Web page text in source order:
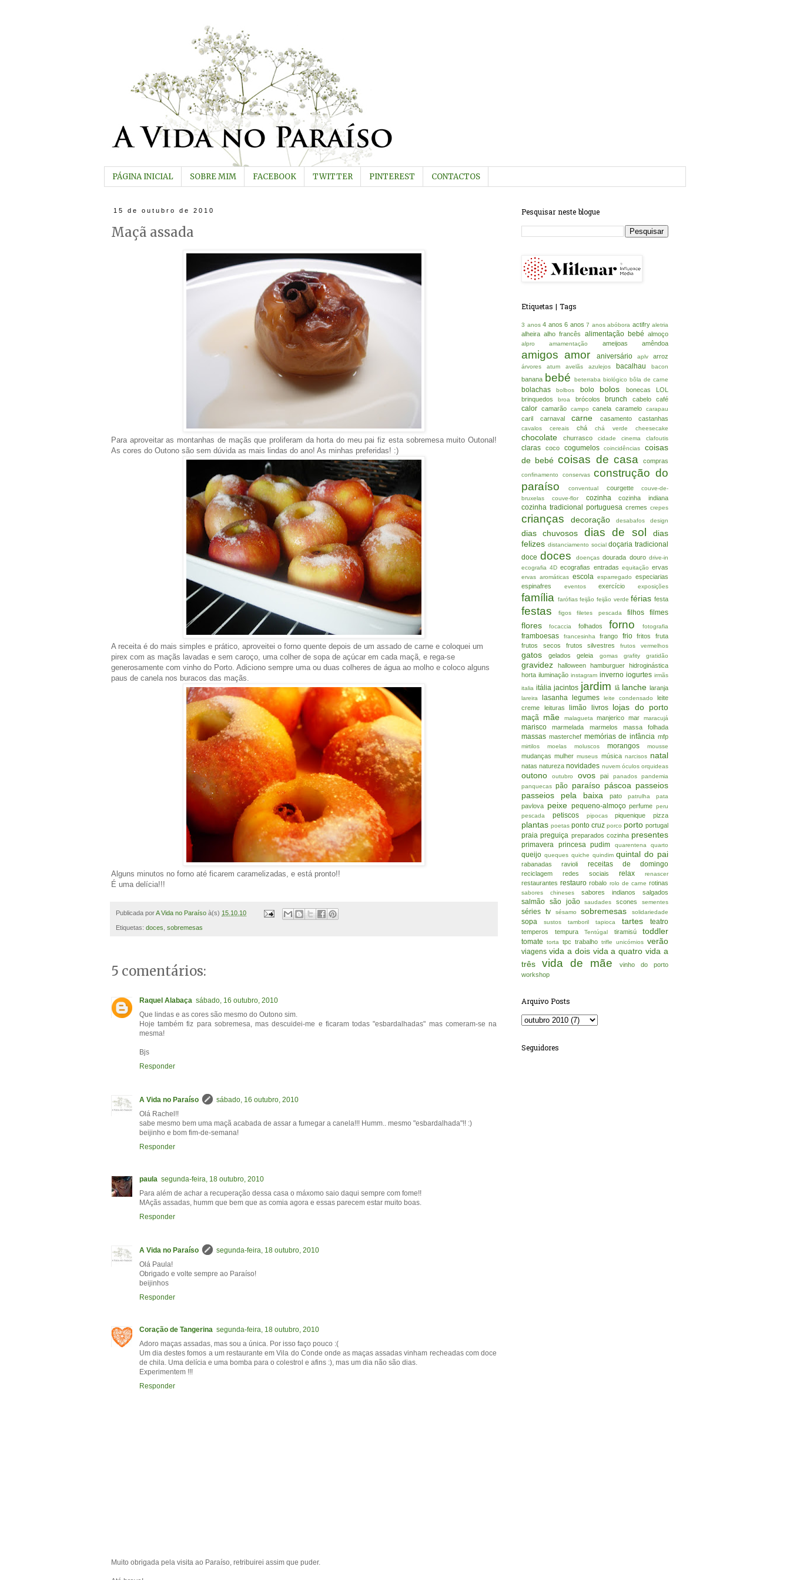
PÁGINA INICIAL SOBRE MIM FACEBOOK TWITTER PINTEREST CONTACTOS
15 de outubro de 2010
Maçã assada
Para aproveitar as montanhas de maçãs que proliferam da horta do meu pai fiz esta sobremesa muito Outonal!
As cores do Outono são sem dúvida as mais lindas do ano! As minhas preferidas! :)
A receita é do mais simples e prático, aproveitei o forno quente depois de um assado de carne e coloquei um
pirex com as maçãs lavadas e sem caroço, uma colher de sopa de açúcar em cada maçã, e rega-se
generosamente com vinho do Porto. Adiciono sempre uma ou duas colheres de água ao molho e coloco alguns
paus de canela nos buracos das maçãs.
Alguns minutos no forno até ficarem caramelizadas, e está pronto!!
É uma delícia!!!
Publicada porA Vida no Paraíso à(s) 15.10.10
Etiquetas: doces sobremesas
5 comentários:
Raquel Alabaça sábado, 16 outubro, 2010
Que lindas e as cores são mesmo do Outono sim.
Hoje também fiz para sobremesa, mas descuidei-me e ficaram todas "esbardalhadas" mas comeram-se na
mesma!
Bjs
Responder
A Vida no Paraíso
sábado, 16 outubro, 2010
Olá Rachel!!
sabe mesmo bem uma maçã acabada de assar a fumegar a canela!!! Humm.. mesmo "esbardalhada"!! :)
beijinho e bom fim-de-semana!
Responder
paula segunda-feira, 18 outubro, 2010
Para além de achar a recuperação dessa casa o máxomo saio daqui sempre com fome!!
MAçãs assadas, humm que bem que as comia agora e essas parecem estar muito boas.
Responder
A Vida no Paraíso
segunda-feira, 18 outubro, 2010
Olá Paula!
Obrigado e volte sempre ao Paraíso!
beijinhos
Responder
Coração de Tangerina segunda-feira, 18 outubro, 2010
Adoro maças assadas, mas sou a única. Por isso faço pouco :(
Um dia destes fomos a um restaurante em Vila do Conde onde as maças assadas vinham recheadas com doce
de chila. Uma delícia e uma bomba para o colestrol e afins :), mas um dia não são dias.
Experimentem !!!
Responder
Muito obrigada pela visita ao Paraíso, retribuirei assim que puder.
Pesquisar neste blogue
Etiquetas | Tags
3 anos 4 anos 6 anos 7 anos abóbora actifry aletria
alheira alho francês alimentação bebé almoço
alpro amamentação ameijoas amêndoa
amigos amor aniversário aplv arroz
árvores atum avelãs azulejos bacalhau bacon
banana bebé beterraba biológico bôla de carne
bolachas bolbos bolo bolos
bonecas LOL
brinquedos
broa brócolos brunch cabelo café
calor camarão campo canela caramelo carapau
caril carnaval carne casamento castanhas
cavalos cereais chá chá verde cheesecake
chocolate churrasco cidade cinema clafoutis
claras coco cogumelos coincidências
coisas
de bebé coisas de casa compras
confinamento conservas
construção do
paraíso
conventual courgette
couve-de-
bruxelas
couve-flor cozinha cozinha indiana
cozinha tradicional portuguesa cremes crepes
crianças decoração desabafos design
dias chuvosos dias de sol
dias
felizes distanciamento social doçaria tradicional
doce doces doenças dourada douro drive-in
ecografia 4D ecografias entradas equitação ervas
ervas aromáticas escola esparregado
especiarias
espinafres
eventos exercício exposições
família farófias feijão feijão verde férias festa
festas figos filetes pescada filhos filmes
flores focaccia folhados forno fotografia
framboesas francesinha frango frio fritos
fruta
frutos secos
frutos silvestres frutos vermelhos
gatos gelados geleia gomas grafity gratidão
gravidez halloween hamburguer hidroginástica
horta iluminação instagram inverno iogurtes irmãs
italia itália jacintos jardim lã lanche laranja
lareira lasanha legumes leite condensado
leite
creme
leituras limão livros lojas do porto
maçã mãe malagueta manjerico mar maracujá
marisco marmelada marmelos massa folhada
massas masterchef memórias de infância mfp
mirtilos moelas moluscos morangos mousse
mudanças mulher museus música narcisos natal
natas natureza novidades nuvem óculos orquideas
outono outubro ovos pai panados
pandemia
panquecas pão paraíso páscoa passeios
passeios pela baixa
pato patrulha pata
pavlova peixe pequeno-almoço perfume peru
pescada
petiscos pipocas piquenique pizza
plantas poetas ponto cruz porco porto portugal
praia preguiça preparados cozinha presentes
primavera princesa pudim quarentena quarto
queijo queques quiche quindim quintal do pai
rabanadas ravioli receitas de domingo
reciclagem redes sociais relax renascer
restaurantes restauro robalo rolo de carne rotinas
sabores chineses sabores indianos salgados
salmão são joão saudades scones sementes
séries tv sésamo sobremesas solidariedade
sopa sustos tamboril tapioca tartes teatro
temperos tempura Tentúgal tiramisú toddler
tomate torta tpc trabalho trifle unicórnios verão
viagens vida a dois vida a quatro vida a
três
vida de mãe
vinho do porto
workshop
Arquivo Posts
Seguidores